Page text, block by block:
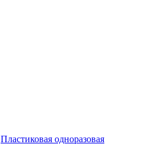
Пластиковая одноразовая